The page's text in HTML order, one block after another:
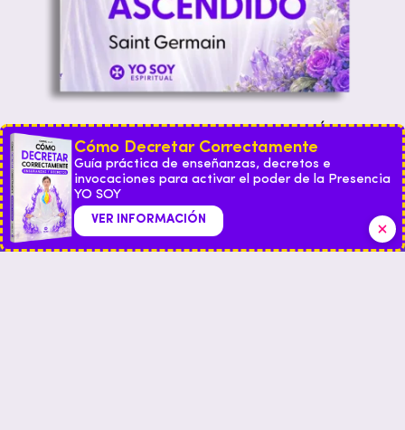
DISCURSOS,DECRETOSY PROFECÍAS
VER INFORMACIÓN
América México
Cómo Decretar Correctamente
Guía práctica de enseñanzas, decretos e
invocaciones para activar el poder de la Presencia
YO SOY
VER INFORMACIÓN